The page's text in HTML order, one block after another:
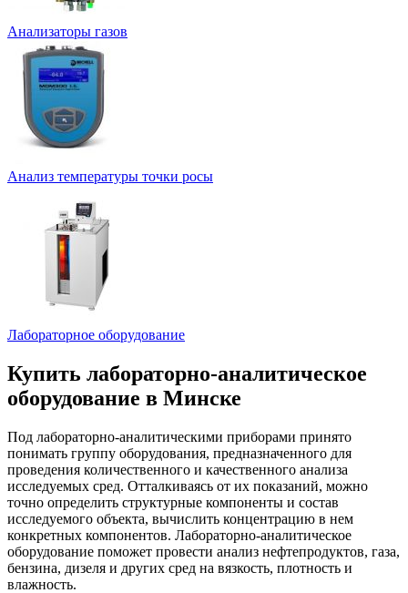
Анализаторы газов
Анализ температуры точки росы
Лабораторное оборудование
Купить лабораторно-аналитическое
оборудование в Минске
Под лабораторно-аналитическими приборами принято
понимать группу оборудования, предназначенного для
проведения количественного и качественного анализа
исследуемых сред. Отталкиваясь от их показаний, можно
точно определить структурные компоненты и состав
исследуемого объекта, вычислить концентрацию в нем
конкретных компонентов. Лабораторно-аналитическое
оборудование поможет провести анализ нефтепродуктов, газа,
бензина, дизеля и других сред на вязкость, плотность и
влажность.